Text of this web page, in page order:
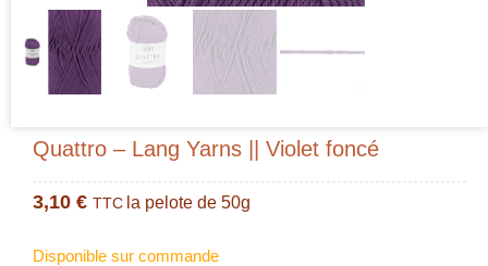
Quattro – Lang Yarns || Violet foncé
3,10 € TTC la pelote de 50g
Disponible sur commande